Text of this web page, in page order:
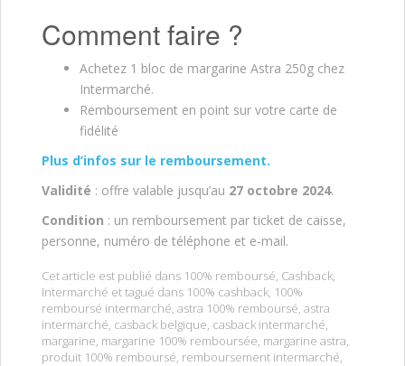
Comment faire ?
Achetez 1 bloc de margarine Astra 250g chez
Intermarché.
Remboursement en point sur votre carte de
fidélité
Plus d’infos sur le remboursement.
Validité : offre valable jusqu’au 27 octobre 2024.
Condition : un remboursement par ticket de caisse,
personne, numéro de téléphone et e-mail.
Cet article est publié dans 100% remboursé Cashback
Intermarché et tagué dans 100% cashback 100%
remboursé intermarché astra 100% remboursé astra
intermarché casback belgique casback intermarché
margarine margarine 100% remboursée margarine astra
produit 100% remboursé remboursement intermarché